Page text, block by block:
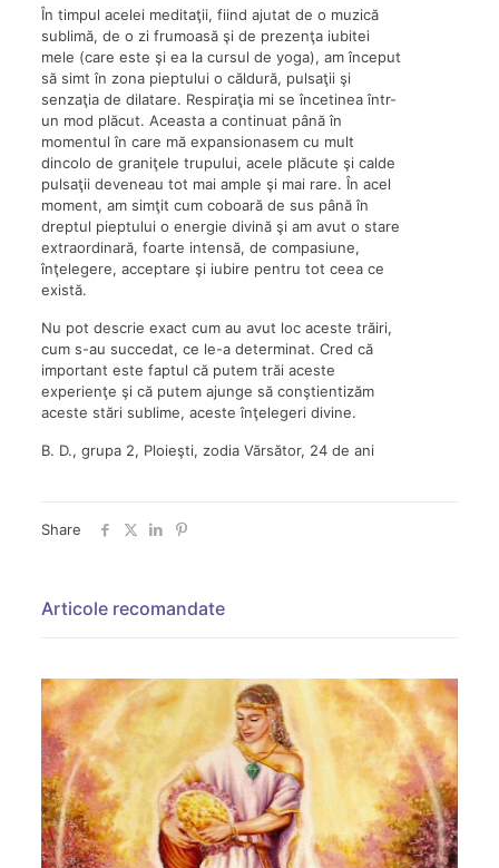
În timpul acelei meditaţii, fiind ajutat de o muzică
sublimă, de o zi frumoasă şi de prezenţa iubitei
mele (care este şi ea la cursul de yoga), am început
să simt în zona pieptului o căldură, pulsaţii şi
senzaţia de dilatare. Respiraţia mi se încetinea într-
un mod plăcut. Aceasta a continuat până în
momentul în care mă expansionasem cu mult
dincolo de graniţele trupului, acele plăcute şi calde
pulsaţii deveneau tot mai ample şi mai rare. În acel
moment, am simţit cum coboară de sus până în
dreptul pieptului o energie divină şi am avut o stare
extraordinară, foarte intensă, de compasiune,
înţelegere, acceptare şi iubire pentru tot ceea ce
există.
Nu pot descrie exact cum au avut loc aceste trăiri,
cum s-au succedat, ce le-a determinat. Cred că
important este faptul că putem trăi aceste
experienţe şi că putem ajunge să conştientizăm
aceste stări sublime, aceste înţelegeri divine.
B. D., grupa 2, Ploieşti, zodia Vărsător, 24 de ani
Share
Articole recomandate